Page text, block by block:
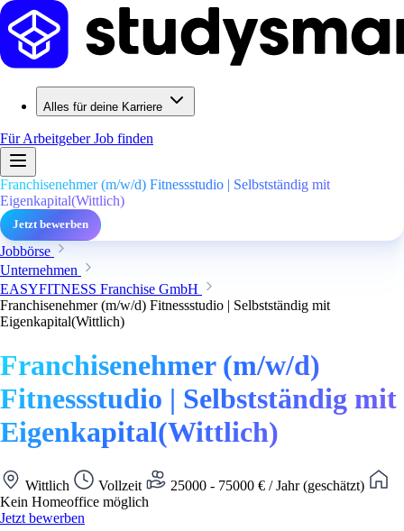
Alles für deine Karriere
Für ArbeitgeberJob finden
Franchisenehmer (m/w/d) Fitnessstudio | Selbstständig mit
Eigenkapital(Wittlich)
Jetzt bewerben
Jobbörse
Unternehmen
EASYFITNESS Franchise GmbH
Franchisenehmer (m/w/d) Fitnessstudio | Selbstständig mit
Eigenkapital(Wittlich)
Franchisenehmer (m/w/d)
Fitnessstudio | Selbstständig mit
Eigenkapital(Wittlich)
Wittlich Vollzeit
25000 - 75000 € / Jahr (geschätzt)
Kein Homeoffice möglich
Jetzt bewerben